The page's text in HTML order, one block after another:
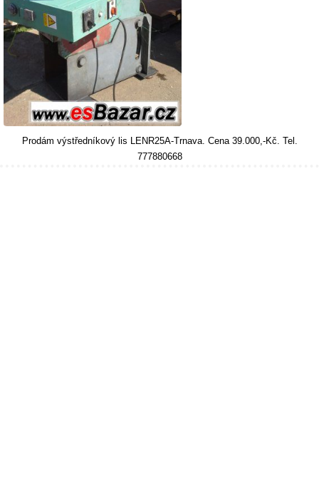
Prodám výstředníkový lis LENR25A-Trnava. Cena 39.000,-Kč. Tel.
777880668